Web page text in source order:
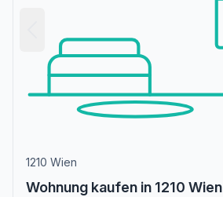
1210 Wien
Wohnung kaufen in 1210 Wien